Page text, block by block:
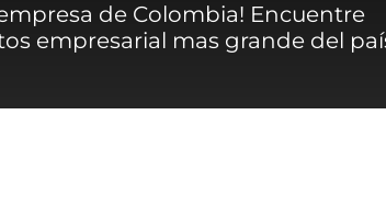
de Colombia! Encuentre
empresarial mas grande del